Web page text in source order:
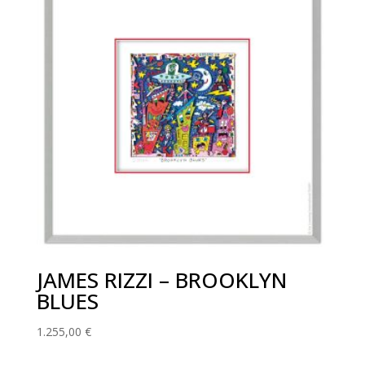
JAMES RIZZI – BROOKLYN
BLUES
1.255,00 €